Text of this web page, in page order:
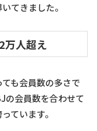
てきました。
万人超え
も会員数の多さで
の会員数を合わせて
ています。